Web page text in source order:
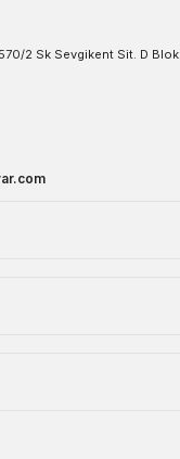
2 Sk Sevgikent Sit. D